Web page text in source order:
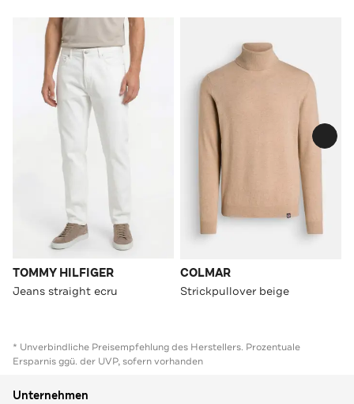
TOMMY HILFIGER
Jeans straight ecru
COLMAR
Strickpullover beige
* Unverbindliche Preisempfehlung des Herstellers. Prozentuale
Ersparnis ggü. der UVP, sofern vorhanden
Unternehmen